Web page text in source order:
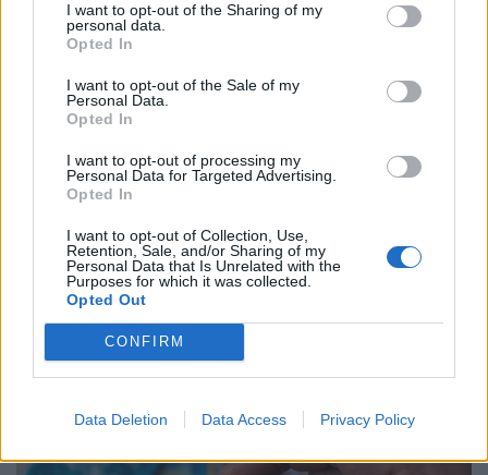
I want to opt-out of the Sharing of my
personal data.
Opted In
I want to opt-out of the Sale of my
Personal Data.
Opted In
I want to opt-out of processing my
Personal Data for Targeted Advertising.
Opted In
I want to opt-out of Collection, Use,
Retention, Sale, and/or Sharing of my
Personal Data that Is Unrelated with the
Purposes for which it was collected.
Opted Out
CONFIRM
Data Deletion Data Access Privacy Policy
Milliókat bukhat, aki rosszul választ: ezek a
legjobb lakáshitelek azoknak, akiknek nem
játszik az Otthon Start
Megnéztük a Bankmonitor kalkulátora alapján, hogy 10,
20 és 30 millió forintos hitelösszegnél mely bankok
kínálják jelenleg a legkedvezőbb ajánlatokat.